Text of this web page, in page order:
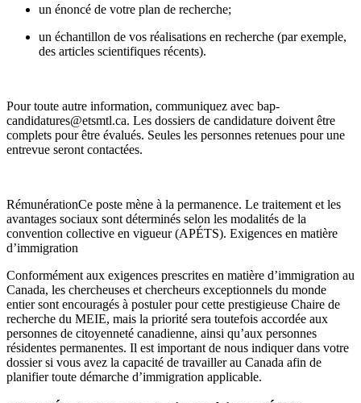
un énoncé de votre plan de recherche;
un échantillon de vos réalisations en recherche (par exemple,
des articles scientifiques récents).
Pour toute autre information, communiquez avec bap-
candidatures@etsmtl.ca. Les dossiers de candidature doivent être
complets pour être évalués. Seules les personnes retenues pour une
entrevue seront contactées.
RémunérationCe poste mène à la permanence. Le traitement et les
avantages sociaux sont déterminés selon les modalités de la
convention collective en vigueur (APÉTS). Exigences en matière
d’immigration
Conformément aux exigences prescrites en matière d’immigration au
Canada, les chercheuses et chercheurs exceptionnels du monde
entier sont encouragés à postuler pour cette prestigieuse Chaire de
recherche du MEIE, mais la priorité sera toutefois accordée aux
personnes de citoyenneté canadienne, ainsi qu’aux personnes
résidentes permanentes. Il est important de nous indiquer dans votre
dossier si vous avez la capacité de travailler au Canada afin de
planifier toute démarche d’immigration applicable.